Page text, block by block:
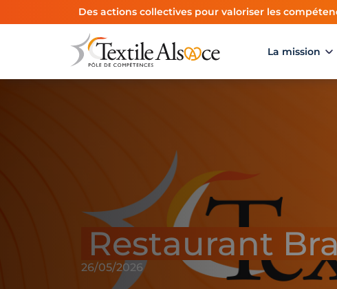
Des actions collectives pour valoriser les
La mission
Restaurant
26/05/2026
Panneau de gestion des cookies